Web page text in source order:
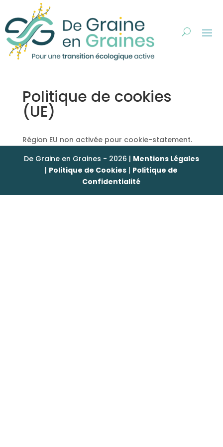
Politique de cookies
(UE)
Région EU non activée pour cookie-statement.
De Graine en Graines - 2026 | Mentions Légales
| Politique de Cookies | Politique de
Confidentialité